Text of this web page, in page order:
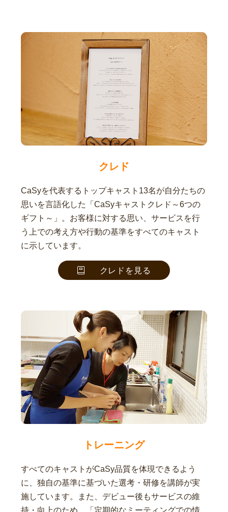
クレド
CaSyを代表するトップキャスト13名が自分たちの
思いを言語化した「CaSyキャストクレド～6つの
ギフト～」。お客様に対する思い、サービスを行
う上での考え方や行動の基準をすべてのキャスト
に示しています。
クレドを見る
トレーニング
すべてのキャストがCaSy品質を体現できるよう
に、独自の基準に基づいた選考・研修を講師が実
施しています。また、デビュー後もサービスの維